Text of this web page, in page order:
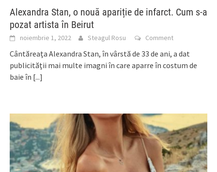
Alexandra Stan, o nouă apariție de infarct. Cum s-a
pozat artista în Beirut
noiembrie 1, 2022 Steagul Rosu Comment
Cântăreața Alexandra Stan, în vârstă de 33 de ani, a dat
publicității mai multe imagni în care aparre în costum de
baie în [...]